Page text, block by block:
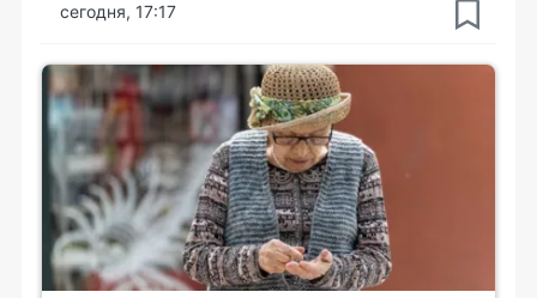
сегодня, 17:17